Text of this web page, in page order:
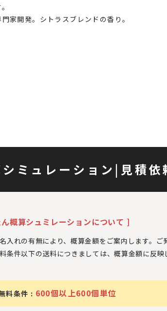
家開発。シトラスブレンドの香り。
ミュレーション | 見積依
概算シュミレーションについて ]
入れの有無により、概算金額をご案内します。ご
条件以下の送料につきましては、概算金額に反映
料条件 : 600個以上600個単位